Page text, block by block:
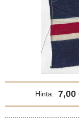
Hinta: 7,00